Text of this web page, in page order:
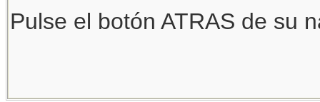
Pulse el botón ATRAS de su